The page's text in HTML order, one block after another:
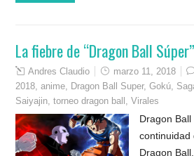
La fiebre de “Dragon Ball Súper”
Andres Claudio marzo 11, 2018
2018 ,anime Dragon Ball Super,Gokú
Saiyajin ,torneo dragon ball ,Virales
Dragon
continuidad
Dragon